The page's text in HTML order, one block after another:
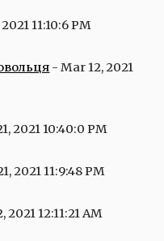
11:10:6 PM
- Mar 12, 2021
2021 10:40:0 PM
2021 11:9:48 PM
2021 12:11:21 AM